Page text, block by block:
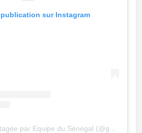
sur Instagram
Une publication partagée par Equipe du Sénégal (@gaindeyi)